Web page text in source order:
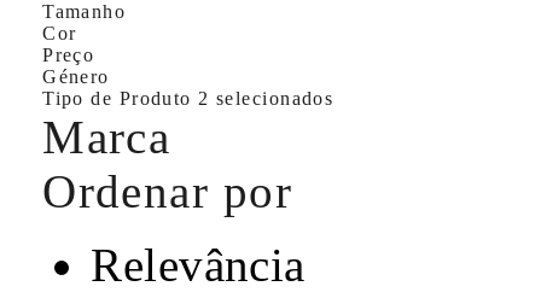
Tamanho
Cor
Preço
Género
Tipo de Produto 2 selecionados
Marca
Ordenar por
Relevância